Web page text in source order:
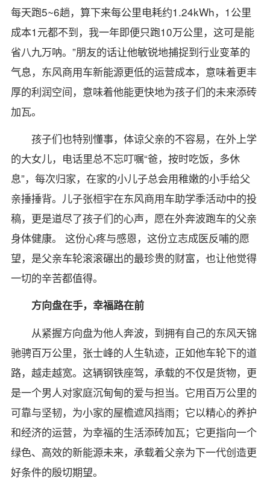
每天跑5~6趟，算下来每公里电耗约1.24kWh，1公里
成本1元都不到，我一年即便只跑10万公里，这可是能
省八九万呐。”朋友的话让他敏锐地捕捉到行业变革的
气息，东风商用车新能源更低的运营成本，意味着更丰
厚的利润空间，意味着他能更快地为孩子们的未来添砖
加瓦。
孩子们也特别懂事，体谅父亲的不容易，在外上学
的大女儿，电话里总不忘叮嘱“爸，按时吃饭，多休
息”，每次归家，在家的小儿子总会用稚嫩的小手给父
亲捶捶背。儿子张桓宇在东风商用车助学季活动中的投
稿，更是道尽了孩子们的心声，愿在外奔波跑车的父亲
身体健康。 这份心疼与感恩，这份立志成医反哺的愿
望，是父亲车轮滚滚碾出的最珍贵的财富，也让他觉得
一切的辛苦都值得。
方向盘在手，幸福路在前
从紧握方向盘为他人奔波，到拥有自己的东风天锦
驰骋百万公里，张士峰的人生轨迹，正如他车轮下的道
路，越走越宽。这辆钢铁座驾，承载的不仅是货物，更
是一个男人对家庭沉甸甸的爱与担当。它用百万公里的
可靠与坚韧，为小家的屋檐遮风挡雨；它以精心的养护
和经济的运营，为幸福的生活添砖加瓦；它更指向一个
绿色、高效的新能源未来，承载着父亲为下一代创造更
好条件的殷切期望。